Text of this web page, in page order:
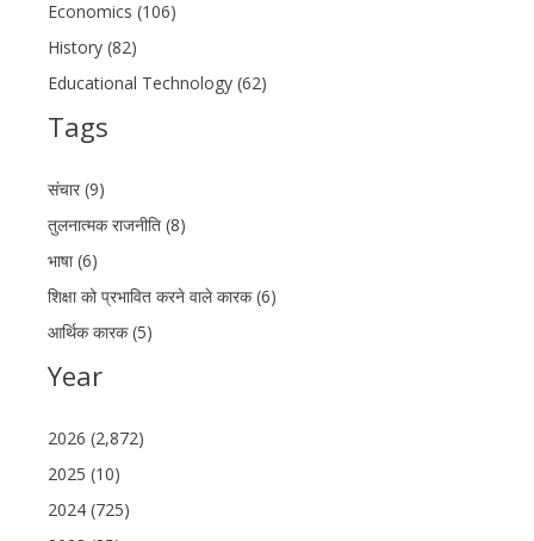
Economics (106)
History (82)
Educational Technology (62)
Tags
संचार (9)
तुलनात्मक राजनीति (8)
भाषा (6)
शिक्षा को प्रभावित करने वाले कारक (6)
आर्थिक कारक (5)
Year
2026 (2,872)
2025 (10)
2024 (725)